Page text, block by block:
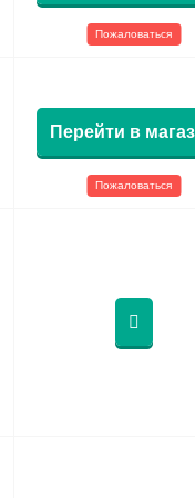
Пожаловаться
Перейти в
Пожаловаться